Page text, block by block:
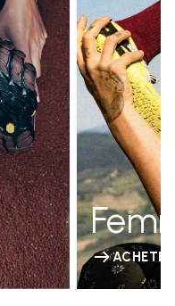
ACHETER